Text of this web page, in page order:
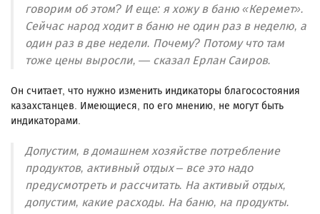
говорим об этом? И еще: я хожу в баню «Керемет».
Сейчас народ ходит в баню не один раз в неделю, а
один раз в две недели. Почему? Потому что там
тоже цены выросли, — сказал Ерлан Саиров.
Он считает, что нужно изменить индикаторы благосостояния
казахстанцев. Имеющиеся, по его мнению, не могут быть
индикаторами.
Допустим, в домашнем хозяйстве потребление
продуктов, активный отдых – все это надо
предусмотреть и рассчитать. На активый отдых,
допустим, какие расходы. На баню, на продукты.